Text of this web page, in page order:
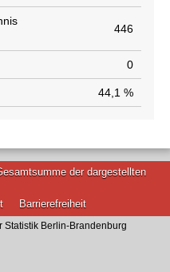
446
0
44,1 %
der dargestellten
Barrierefreiheit
Berlin-Brandenburg